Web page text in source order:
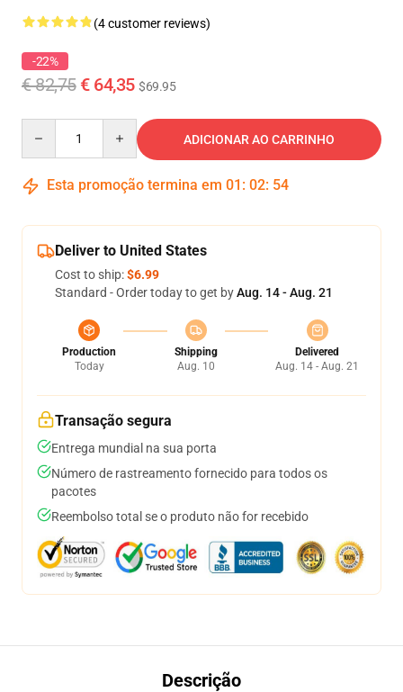
(4 customer reviews)
-22%
€ 82,75 € 64,35 $69.95
ADICIONAR AO CARRINHO
Esta promoção termina em 01 : 02: 54
Deliver to United States
Cost to ship:$6.99
Standard - Order today to get byAug. 14 - Aug. 21
Production
Today
Shipping
Aug. 10
Delivered
Aug. 14 - Aug. 21
Transação segura
Entrega mundial na sua porta
Número de rastreamento fornecido para todos os
pacotes
Reembolso total se o produto não for recebido
Descrição